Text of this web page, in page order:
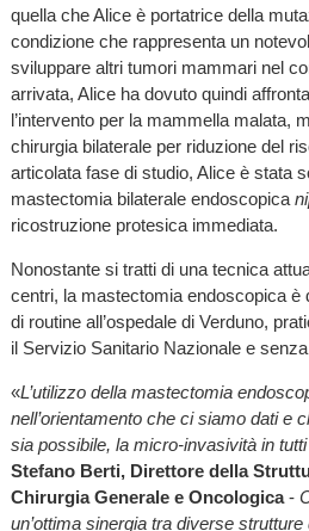
quella che Alice è portatrice della
condizione che rappresenta un
sviluppare altri tumori mammari nel
arrivata, Alice ha dovuto quindi
l’intervento per la mammella malata,
chirurgia bilaterale per riduzione del
articolata fase di studio, Alice è stata
mastectomia bilaterale endoscopica
ricostruzione protesica immediata.
Nonostante si tratti di una tecnica
centri, la mastectomia endoscopica è
di routine all’ospedale di Verduno,
il Servizio Sanitario Nazionale e
«L’utilizzo della mastectomia
nell’orientamento che ci siamo dati e
sia possibile, la micro-invasività in
Stefano Berti, Direttore della
Chirurgia Generale e Oncologica-
un’ottima sinergia tra diverse